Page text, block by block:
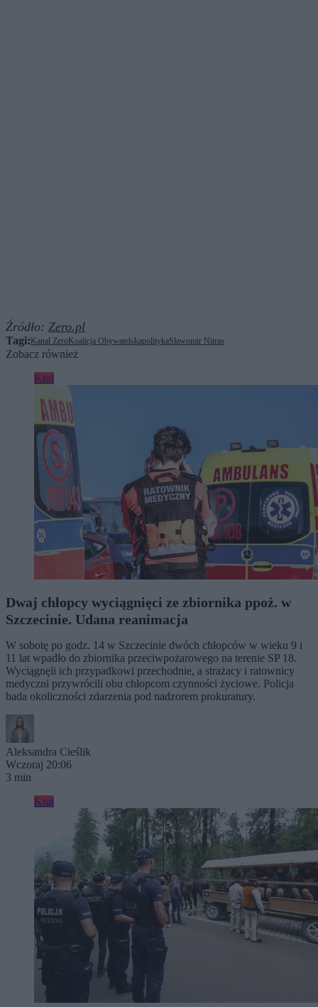
Źródło: Zero.pl
Tagi: Kanał Zero Koalicja ObywatelskapolitykaSławomir Nitras
Zobacz również
Kraj
Dwaj chłopcy wyciągnięci ze zbiornika ppoż. w
Szczecinie. Udana reanimacja
W sobotę po godz. 14 w Szczecinie dwóch chłopców w wieku 9 i
11 lat wpadło do zbiornika przeciwpożarowego na terenie SP 18.
Wyciągnęli ich przypadkowi przechodnie, a strażacy i ratownicy
medyczni przywrócili obu chłopcom czynności życiowe. Policja
bada okoliczności zdarzenia pod nadzorem prokuratury.
Aleksandra Cieślik
Wczoraj 20:06
3 min
Kraj